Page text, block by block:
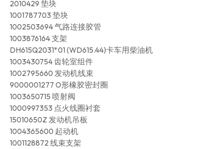
2010429 垫块
1001787703 垫块
1002503694 气路连接胶管
1003876164 支架
DH615Q2031*01 (WD615.44)卡车用柴油机
1003430754 齿轮室组件
1002795660 发动机线束
9000001277 O形橡胶密封圈
1003650715 喷射阀
1000997353 点火线圈衬套
15010650Z 发动机吊板
1004365600 起动机
1001128872 线束支架